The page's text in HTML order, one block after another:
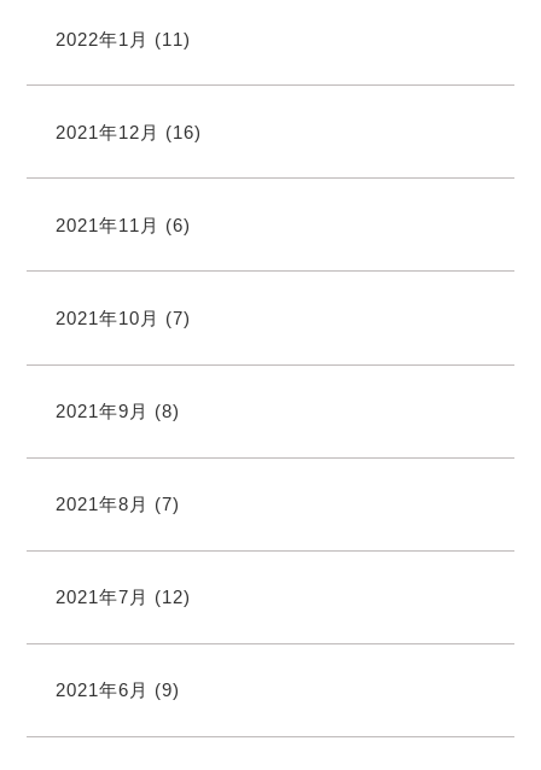
2022年1月 (11)
2021年12月 (16)
2021年11月 (6)
2021年10月 (7)
2021年9月 (8)
2021年8月 (7)
2021年7月 (12)
2021年6月 (9)